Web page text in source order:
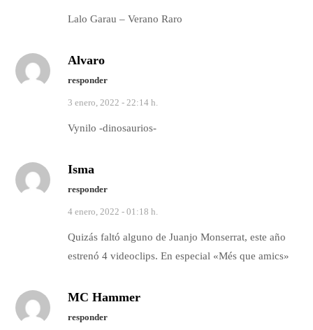
Lalo Garau – Verano Raro
Alvaro
responder
3 enero, 2022 - 22:14 h.
Vynilo -dinosaurios-
Isma
responder
4 enero, 2022 - 01:18 h.
Quizás faltó alguno de Juanjo Monserrat, este año
estrenó 4 videoclips. En especial «Més que amics»
MC Hammer
responder